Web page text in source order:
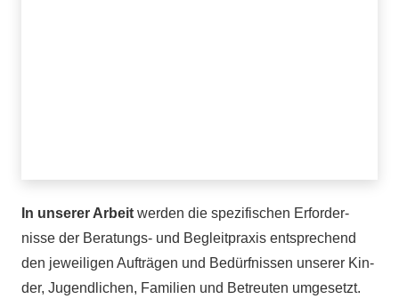
In unse­rer Arbeit wer­den die spe­zi­fi­schen Erfor­der­
nisse der Bera­­tungs- und Begleit­pra­xis ent­spre­chend
den jewei­li­gen Auf­trä­gen und Bedürf­nis­sen unse­rer Kin­
der, Jugend­li­chen, Fami­lien und Betreu­ten umge­setzt.